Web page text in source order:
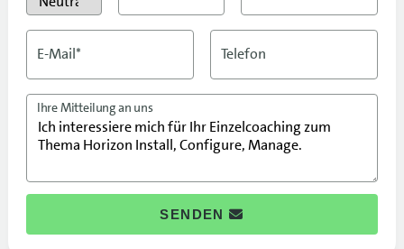
E-Mail* Telefon
Ihre Mitteilung an uns
SENDEN